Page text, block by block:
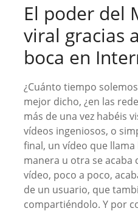
El poder del
viral gracias
boca en
¿Cuánto tiempo
mejor dicho, ¿en las
más de una vez habéis
vídeos ingeniosos, o
final, un vídeo que
manera u otra se acaba
vídeo, poco a poco,
de un usuario, que
compartiéndolo. Y por